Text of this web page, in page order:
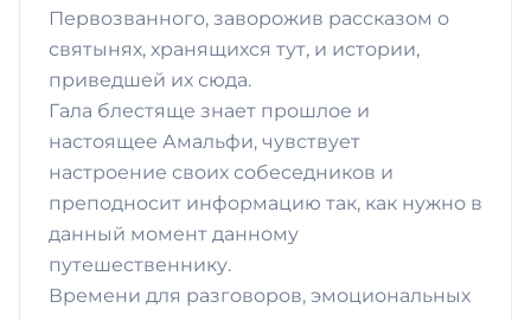
Первозванного, заворожив рассказом о
святынях, хранящихся тут, и истории,
приведшей их сюда.
Гала блестяще знает прошлое и
настоящее Амальфи, чувствует
настроение своих собеседников и
преподносит информацию так, как нужно в
данный момент данному
путешественнику.
Времени для разговоров, эмоциональных